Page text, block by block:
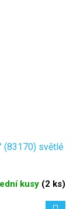
(83170) světlé
kusy (2 ks)